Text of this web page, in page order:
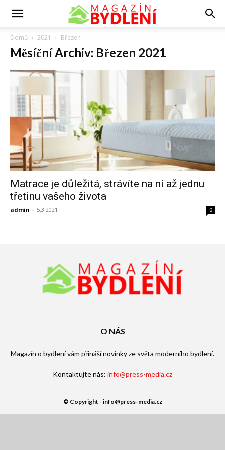
Domů 2021 Březen
Měsíční Archiv: Březen 2021
Matrace je důležitá, strávíte na ní až jednu
třetinu vašeho života
admin - 5.3.2021 0
O NÁS
Magazín o bydlení vám přináší novinky ze světa moderního bydlení.
Kontaktujte nás: info@press-media.cz
© Copyright - info@press-media.cz